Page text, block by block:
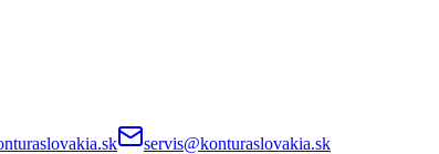
servis@konturaslovakia.sk